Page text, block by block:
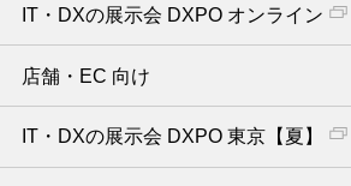
IT・DXの展示会 DXPO オンライン
店舗・EC 向け
IT・DXの展示会 DXPO 東京【夏】